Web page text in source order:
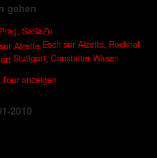
gehen
Prag, SaSaZu
Esch sur Alzette, Rockhal
Stuttgart, Canstatter Wasen
anzeigen
2010